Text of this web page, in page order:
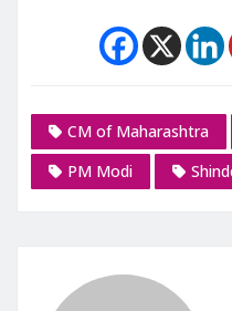
CM of Maharashtra
PM Modi